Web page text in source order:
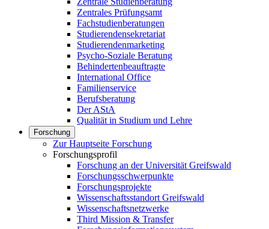
Zentrales Prüfungsamt
Fachstudienberatungen
Studierendensekretariat
Studierendenmarketing
Psycho-Soziale Beratung
Behindertenbeauftragte
International Office
Familienservice
Berufsberatung
Der AStA
Qualität in Studium und Lehre
Forschung
Zur Hauptseite Forschung
Forschungsprofil
Forschung an der Universität Greifswald
Forschungsschwerpunkte
Forschungsprojekte
Wissenschaftsstandort Greifswald
Wissenschaftsnetzwerke
Third Mission & Transfer